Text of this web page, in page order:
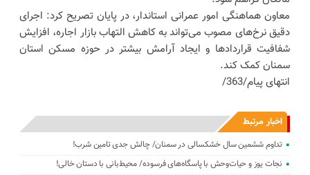
معاون هماهنگی امور عمرانی استاندار، در پایان تصریح کرد: اجرای
دقیق نرخ‌های مصوب می‌تواند به کاهش التهاب بازار اجاره، افزایش
شفافیت قراردادها و ایجاد آرامش بیشتر در حوزه مسکن استان
سمنان کمک کند.
انتهای پیام/363/
اخبار مرتبط
تداوم ششمین سال خشکسالی در سمنان/ چالش‌ جدی‌ تامین شرب!
نجات یوز و حیات‌وحش با پاسگاه‌های فرسوده/ ‌محیط‌بانی با دستان خالی!